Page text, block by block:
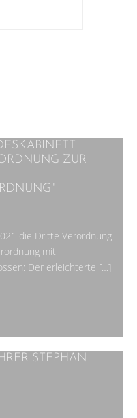
ZUR Ä
die Dritte Verordnung
mit
Der erleichterte […]
STEPHAN